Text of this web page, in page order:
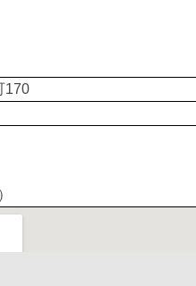
170